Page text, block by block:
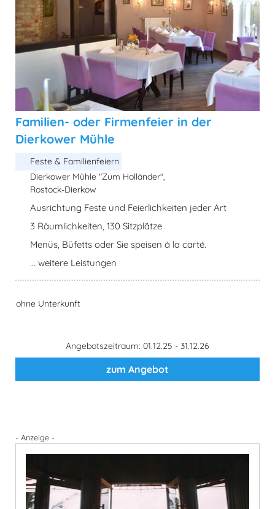
Familien- oder Firmenfeier in der
Dierkower Mühle
Feste & Familienfeiern
Dierkower Mühle "Zum Holländer",
Rostock-Dierkow
Ausrichtung Feste und Feierlichkeiten jeder Art
3 Räumlichkeiten, 130 Sitzplätze
Menüs, Büfetts oder Sie speisen á la carté.
... weitere Leistungen
ohne Unterkunft
Angebotszeitraum: 01.12.25 - 31.12.26
zum Angebot
- Anzeige -